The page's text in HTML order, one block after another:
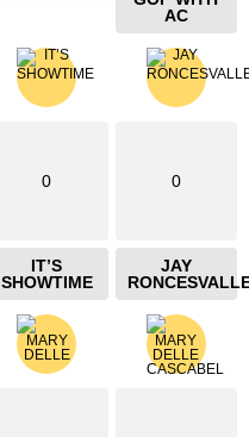
AC
0
IT’S
SHOWTIME
0
JAY